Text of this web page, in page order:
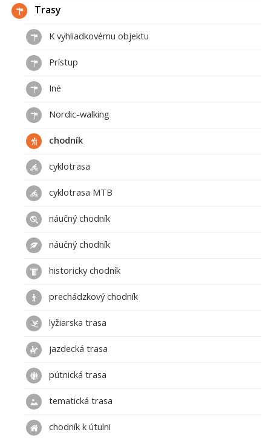
Trasy
K vyhliadkovému objektu
Prístup
Iné
Nordic-walking
chodník
cyklotrasa
cyklotrasa MTB
náučný chodník
náučný chodník
historicky chodník
prechádzkový chodník
lyžiarska trasa
jazdecká trasa
pútnická trasa
tematická trasa
chodník k útulni